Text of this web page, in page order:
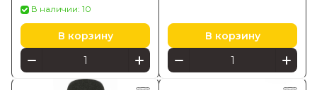
В наличии: 10
В корзину В корзину